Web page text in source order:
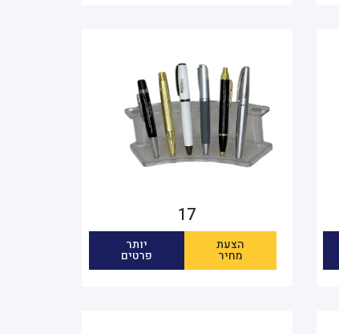
17
הצעת
מחיר
יותר
פרטים